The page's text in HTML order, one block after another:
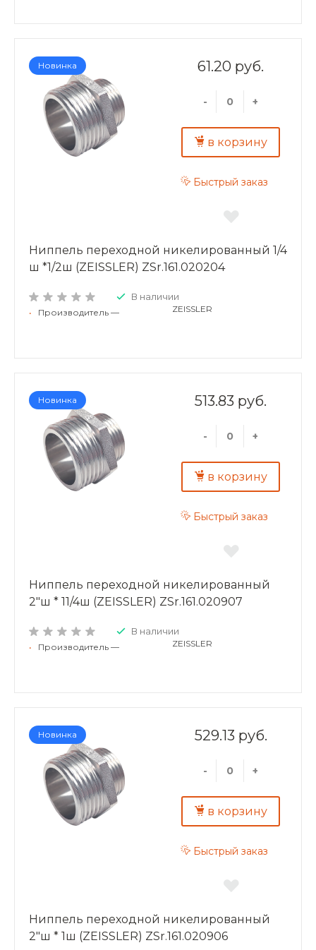
Новинка 61.20 руб.
- +
в корзину
Быстрый заказ
Ниппель переходной никелированный 1/4
ш *1/2ш (ZEISSLER) ZSr.161.020204
В наличии
• Производитель — ZEISSLER
Новинка 513.83 руб.
- +
в корзину
Быстрый заказ
Ниппель переходной никелированный
2"ш * 11/4ш (ZEISSLER) ZSr.161.020907
В наличии
• Производитель — ZEISSLER
Новинка 529.13 руб.
- +
в корзину
Быстрый заказ
Ниппель переходной никелированный
2"ш * 1ш (ZEISSLER) ZSr.161.020906